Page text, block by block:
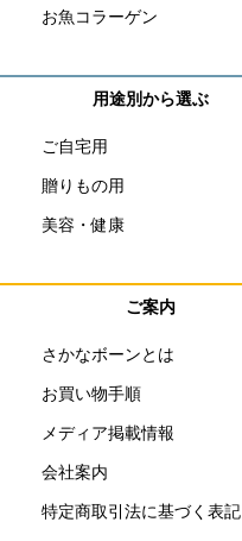
お魚コラーゲン
用途別から選ぶ
ご自宅用
贈りもの用
美容・健康
ご案内
さかなボーンとは
お買い物手順
メディア掲載情報
会社案内
特定商取引法に基づく表記